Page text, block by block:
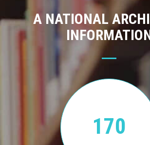
A NATIONAL
170